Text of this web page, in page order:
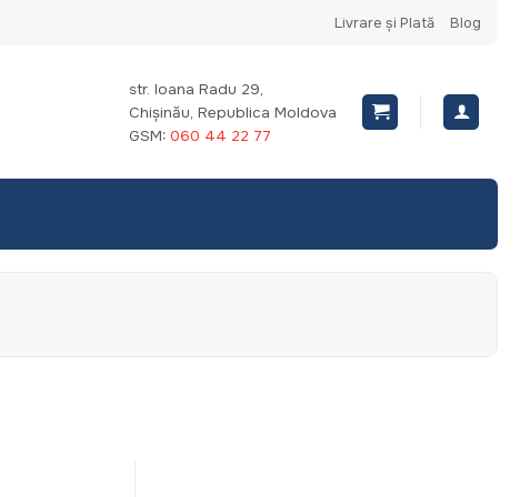
Livrare și Plată Blog
str. Ioana Radu 29,
Chișinău, Republica Moldova
GSM: 060 44 22 77